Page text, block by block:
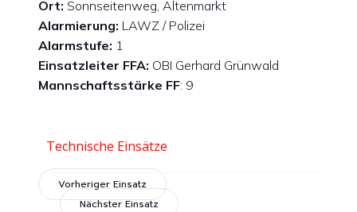
Ort: Sonnseitenweg, Altenmarkt
Alarmierung: LAWZ / Polizei
Alarmstufe: 1
Einsatzleiter FFA: OBI Gerhard Grünwald
Mannschaftsstärke FF: 9
Technische Einsätze
Vorheriger Einsatz
Nächster Einsatz